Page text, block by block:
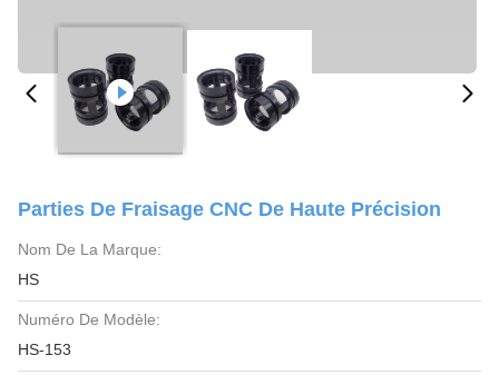
Parties De Fraisage CNC De Haute Précision
Nom De La Marque:
HS
Numéro De Modèle:
HS-153